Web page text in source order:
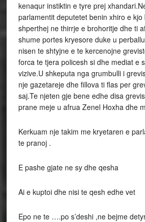
kenaqur instiktin e tyre prej
parlamentit deputetet benin xhiro e
shperthej ne thirrje e brohoritje dhe ti
shume portes kryesore duke u
nisen te shtyjne e te kercenojne
forca te tjera policesh si dhe mediat e
vizive.U shkeputa nga grumbulli i
nje gazetareje dhe fillova ti flas per
saj.Te njeten gje bene edhe disa
prane meje u afrua Zenel Hoxha dhe
Kerkuam nje takim me kryetaren e
te pranoj .
E pashe gjate ne sy dhe qesha
Ai e kuptoi dhe nisi te qesh edhe vet
Epo ne te ….po s’deshi ,ne bejme